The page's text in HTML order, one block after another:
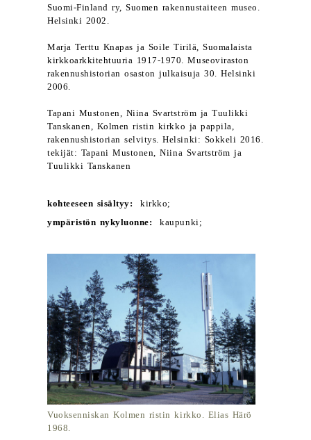
Suomi-Finland ry, Suomen rakennustaiteen museo.
Helsinki 2002.
Marja Terttu Knapas ja Soile Tirilä, Suomalaista
kirkkoarkkitehtuuria 1917-1970. Museoviraston
rakennushistorian osaston julkaisuja 30. Helsinki
2006.
Tapani Mustonen, Niina Svartström ja Tuulikki
Tanskanen, Kolmen ristin kirkko ja pappila,
rakennushistorian selvitys. Helsinki: Sokkeli 2016.
tekijät: Tapani Mustonen, Niina Svartström ja
Tuulikki Tanskanen
kohteeseen sisältyy: kirkko;
ympäristön nykyluonne: kaupunki;
Vuoksenniskan Kolmen ristin kirkko. Elias Härö
1968.